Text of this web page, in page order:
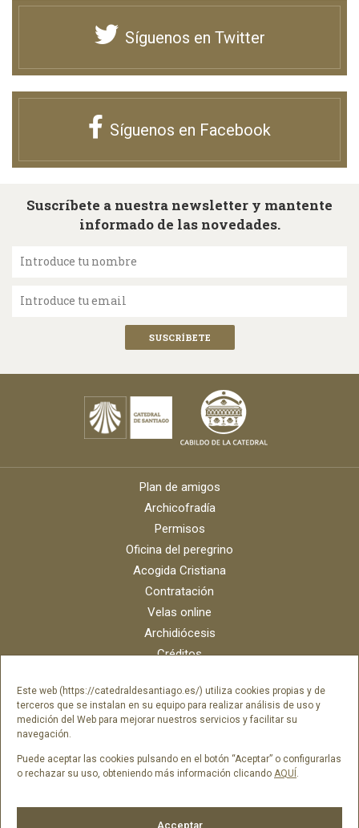
Este web (https://catedraldesantiago.es/) utiliza cookies propias y de
terceros que se instalan en su equipo para realizar análisis de uso y
medición del Web para mejorar nuestros servicios y facilitar su
navegación.
Puede aceptar las cookies pulsando en el botón “Aceptar” o configurarlas
o rechazar su uso, obteniendo más información clicando AQUÍ.
Acceptar
Síguenos en Twitter
Síguenos en Facebook
Suscríbete a nuestra newsletter y mantente
informado de las novedades.
Introduce tu nombre
Introduce tu email
Plan de amigos
Archicofradía
Permisos
Oficina del peregrino
Acogida Cristiana
Contratación
Velas online
Archidiócesis
Créditos
Contacto
Portal del empleado SAMI Catedral